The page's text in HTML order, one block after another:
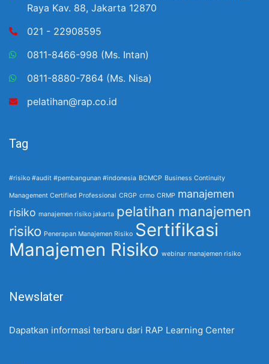
Raya Kav. 88, Jakarta 12870
021 - 22908595
0811-8466-998 (Ms. Intan)
0811-8880-7864 (Ms. Nisa)
pelatihan@rap.co.id
Tag
#risiko #audit #pembangunan #indonesia BCMCP Business Continuity
Management Certified Professional CRGP crmo CRMP manajemen
risiko manajemen risiko jakarta pelatihan manajemen
risiko Penerapan Manajemen Risiko Sertifikasi
Manajemen Risiko webinar manajemen risiko
Newslater
Dapatkan informasi terbaru dari RAP Learning Center